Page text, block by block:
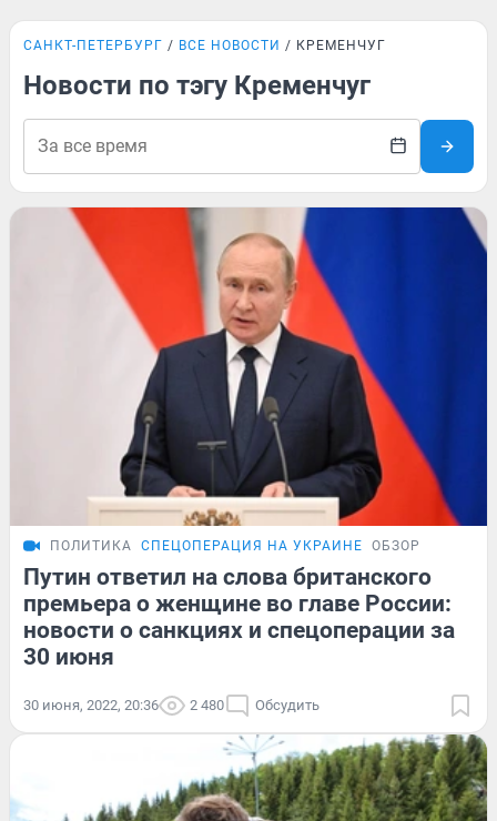
САНКТ-ПЕТЕРБУРГ ВСЕ НОВОСТИ КРЕМЕНЧУГ
Новости по тэгу Кременчуг
ПОЛИТИКА СПЕЦОПЕРАЦИЯ НА УКРАИНЕ ОБЗОР
Путин ответил на слова британского
премьера о женщине во главе России:
новости о санкциях и спецоперации за
30 июня
30 июня, 2022, 20:36 2 480 Обсудить